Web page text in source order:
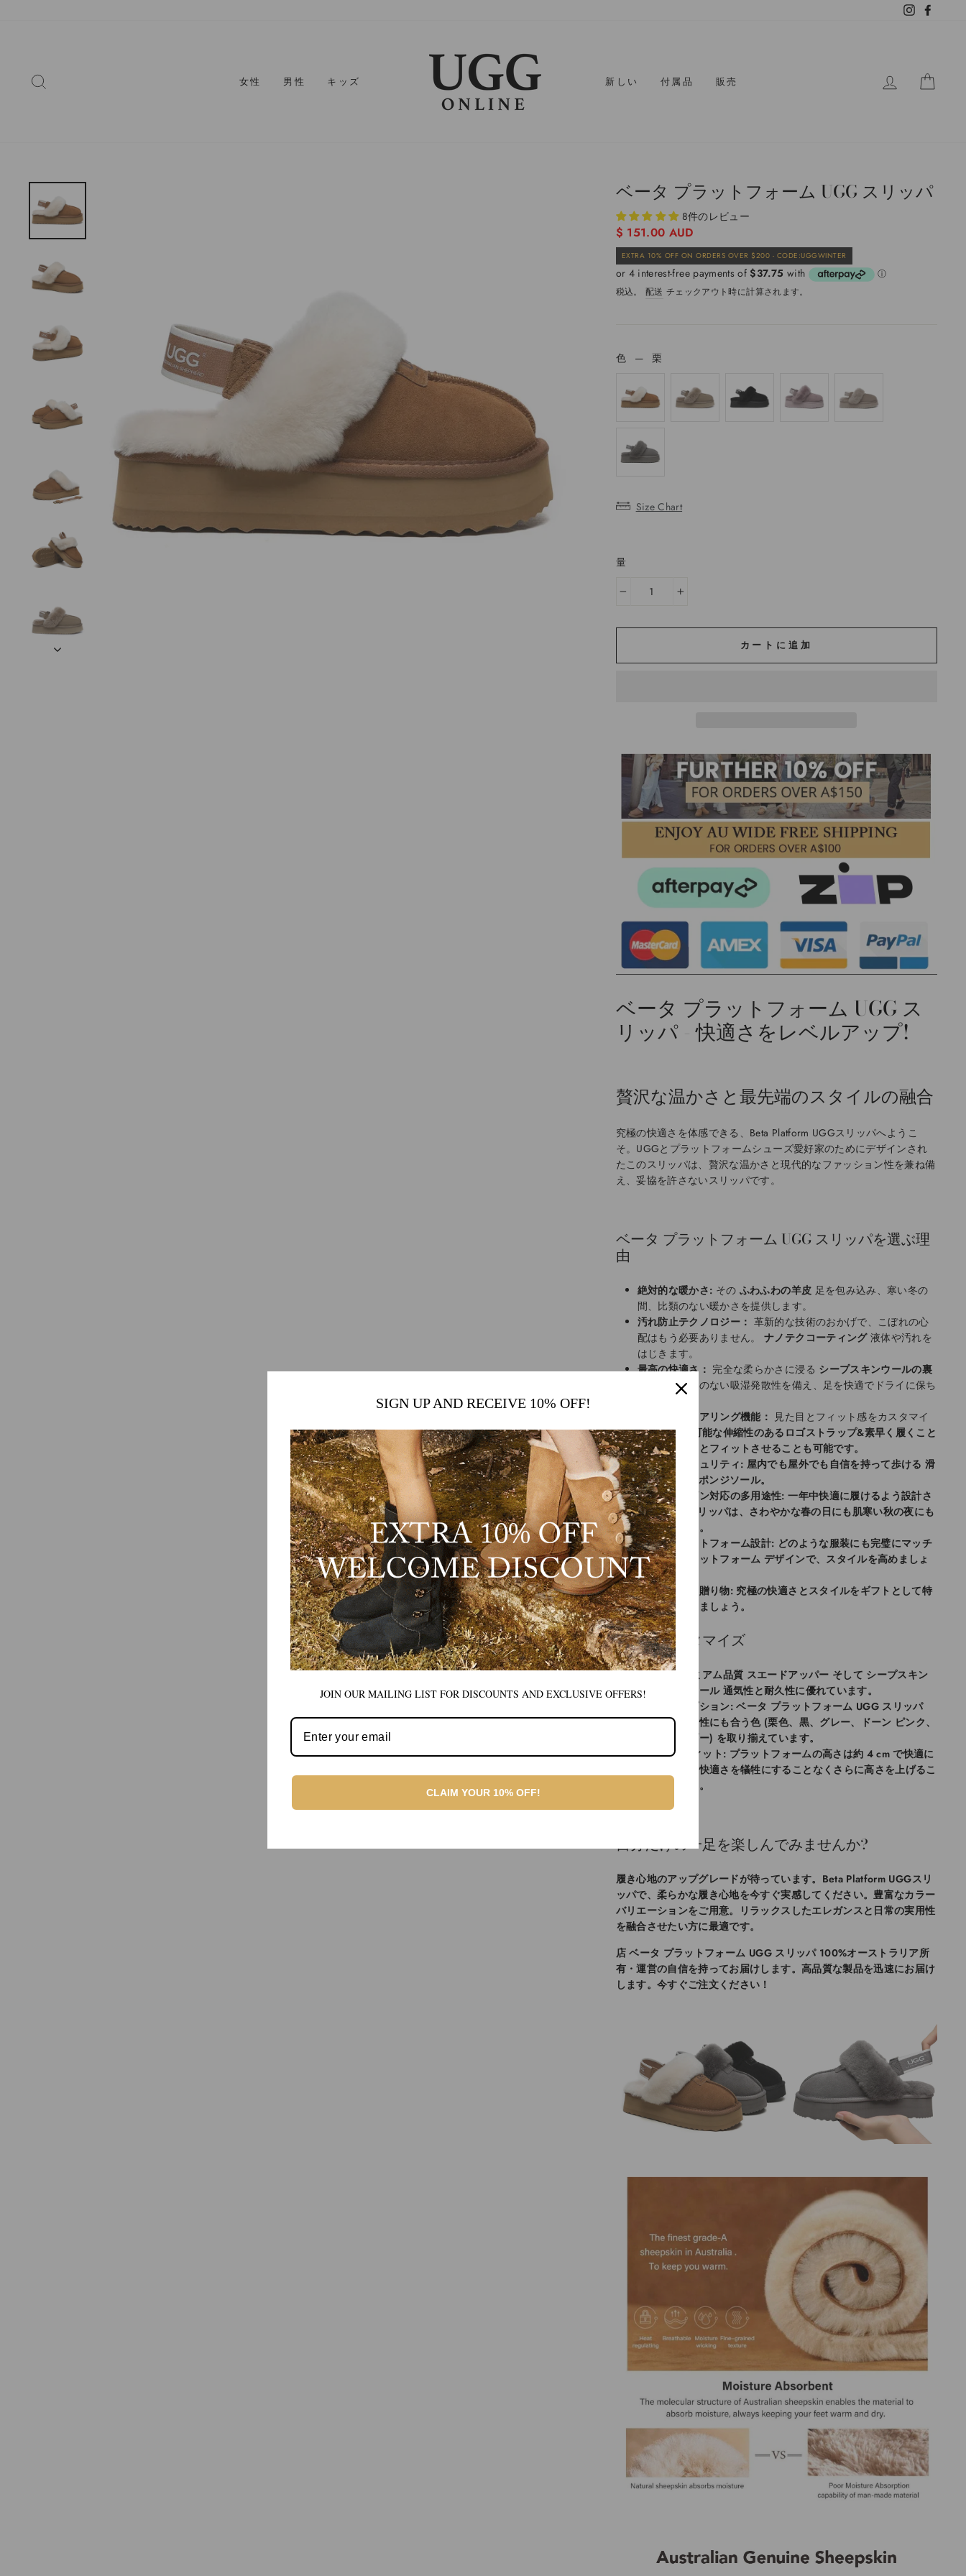
Instagram
女性 男性 キッズ 新しい 付属品 販売 ログイン
ベータ プラットフォーム UGG スリッパ
8件のレビュー
通
常
価
格
$ 151.00 AUD
EXTRA 10% OFF ON ORDERS OVER $200 - CODE:UGGWINTER
販
売
価
税込。 配送 チェックアウト時に計算されます。
色 — 栗
Size Chart
量
カートに追加
ベータ プラットフォーム UGG ス
リッパ - 快適さをレベルアップ!
贅沢な温かさと最先端のスタイルの融合
究極の快適さを体感できる、Beta Platform UGGスリッパへようこ
そ。UGGとプラットフォームシューズ愛好家のためにデザインされ
たこのスリッパは、贅沢な温かさと現代的なファッション性を兼ね備
え、妥協を許さないスリッパです。
ベータ プラットフォーム UGG スリッパを選ぶ理
由
絶対的な暖かさ: その ふわふわの羊皮 足を包み込み、寒い冬の
間、比類のない暖かさを提供します。
汚れ防止テクノロジー： 革新的な技術のおかげで、こぼれの心
配はもう必要ありません。ナノテクコーティング液体や汚れを
はじきます。
最高の快適さ： 完全な柔らかさに浸る シープスキンウールの裏
また、比類のない吸湿発散性を備え、足を快適でドライに保ち
デュアルウェアリング機能： 見た目とフィット感をカスタマイ
ズ取り外し可能な伸縮性のあるロゴストラップ&素早く履くこと
も、しっかりとフィットさせることも可能です。
滑り止めセキュリティ: 屋内でも屋外でも自信を持って歩ける滑
り止めEVAスポンジソール。
オールシーズン対応の多用途性: 一年中快適に履けるよう設計さ
れた UGG スリッパは、さわやかな春の日にも肌寒い秋の夜にも
ぴったりです。
独自のプラットフォーム設計: どのような服装にも完璧にマッチ
するハイプラットフォーム デザインで、スタイルを高めましょ
う。
心のこもった贈り物: 究極の快適さとスタイルをギフトとして特
別な人に贈りましょう。
指先でカスタマイズ
材料：プレミアム品質 スエードアッパー そして シープスキン
ウールインソール通気性と耐久性に優れています。
スタイルオプション: ベータ プラットフォーム UGG スリッパ
は、どんな個性にも合う色 (栗色、黒、グレー、ドーン ピンク、
茶色、カリブー) を取り揃えています。
サイズ & フィット: プラットフォームの高さは約 4 cm で快適に
座れるため、快適さを犠牲にすることなくさらに高さを上げるこ
とができます。
自分だけの一足を楽しんでみませんか?
履き心地のアップグレードが待っています。Beta Platform UGGスリ
ッパで、柔らかな履き心地を今すぐ実感してください。豊富なカラー
バリエーションをご用意。リラックスしたエレガンスと日常の実用性
を融合させたい方に最適です。
店ベータ プラットフォーム UGG スリッパ100%オーストラリア所
有・運営の自信を持ってお届けします。高品質な製品を迅速にお届け
します。今すぐご注文ください！
SIGN UP AND RECEIVE 10% OFF!
JOIN OUR MAILING LIST FOR DISCOUNTS AND EXCLUSIVE OFFERS!
CLAIM YOUR 10% OFF!